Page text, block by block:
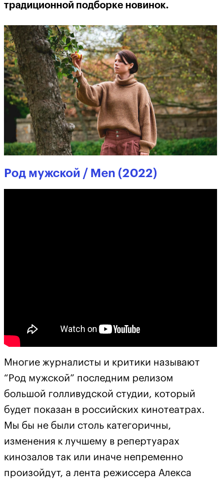
традиционной подборке новинок.
Род мужской / Men (2022)
Многие журналисты и критики называют
“Род мужской” последним релизом
большой голливудской студии, который
будет показан в российских кинотеатрах.
Мы бы не были столь категоричны,
изменения к лучшему в репертуарах
кинозалов так или иначе непременно
произойдут, а лента режиссера Алекса